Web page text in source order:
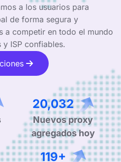
a los usuarios para
de forma segura y
a competir en todo el mundo
ISP confiables.
30,914
Nuevos proxy
agregados hoy
190+